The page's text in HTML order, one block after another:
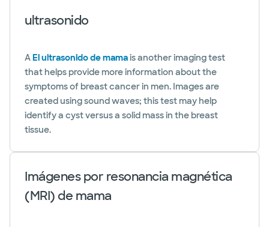
ultrasonido
AEl ultrasonido de mamais another imaging test
that helps provide more information about the
symptoms of breast cancer in men. Images are
created using sound waves; this test may help
identify a cyst versus a solid mass in the breast
tissue.
Imágenes por resonancia magnética
(MRI) de mama